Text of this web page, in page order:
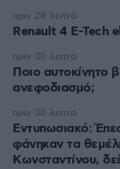
Renault 4 E-Tech
πριν 28 λεπτά
Ποιο αυτοκίνητο
ανεφοδιασμό;
πριν 30 λεπτά
Εντυπωσιακό:
φάνηκαν τα
Κωνσταντίνου,
πριν 30 λεπτά